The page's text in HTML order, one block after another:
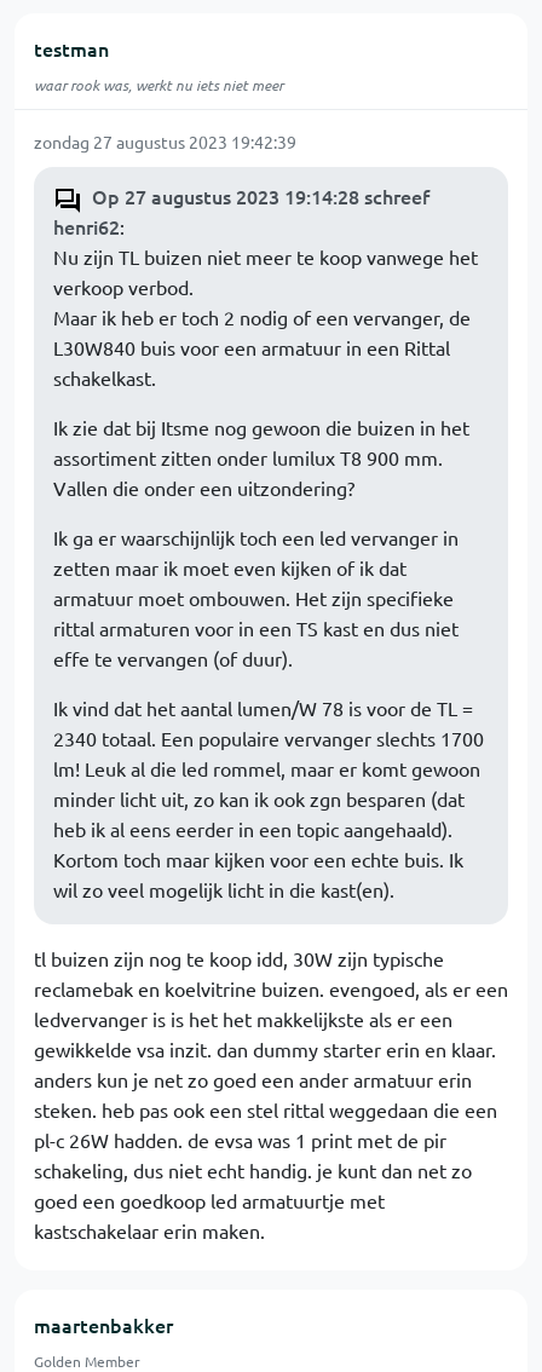
testman
waar rook was, werkt nu iets niet meer
zondag 27 augustus 2023 19:42:39
Op 27 augustus 2023 19:14:28 schreef
henri62:
Nu zijn TL buizen niet meer te koop vanwege het
verkoop verbod.
Maar ik heb er toch 2 nodig of een vervanger, de
L30W840 buis voor een armatuur in een Rittal
schakelkast.
Ik zie dat bij Itsme nog gewoon die buizen in het
assortiment zitten onder lumilux T8 900 mm.
Vallen die onder een uitzondering?
Ik ga er waarschijnlijk toch een led vervanger in
zetten maar ik moet even kijken of ik dat
armatuur moet ombouwen. Het zijn specifieke
rittal armaturen voor in een TS kast en dus niet
effe te vervangen (of duur).
Ik vind dat het aantal lumen/W 78 is voor de TL =
2340 totaal. Een populaire vervanger slechts 1700
lm! Leuk al die led rommel, maar er komt gewoon
minder licht uit, zo kan ik ook zgn besparen (dat
heb ik al eens eerder in een topic aangehaald).
Kortom toch maar kijken voor een echte buis. Ik
wil zo veel mogelijk licht in die kast(en).
tl buizen zijn nog te koop idd, 30W zijn typische
reclamebak en koelvitrine buizen. evengoed, als er een
ledvervanger is is het het makkelijkste als er een
gewikkelde vsa inzit. dan dummy starter erin en klaar.
anders kun je net zo goed een ander armatuur erin
steken. heb pas ook een stel rittal weggedaan die een
pl-c 26W hadden. de evsa was 1 print met de pir
schakeling, dus niet echt handig. je kunt dan net zo
goed een goedkoop led armatuurtje met
kastschakelaar erin maken.
maartenbakker
Golden Member